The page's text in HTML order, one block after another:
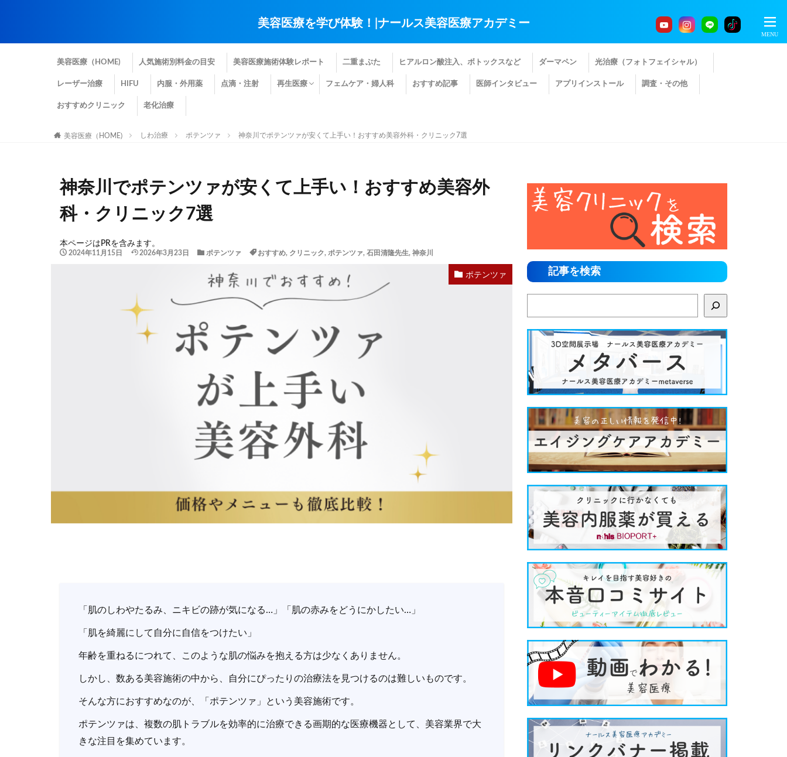
美容医療を学び体験！|ナールス美容医療アカデミー
美容医療（HOME) 人気施術別料金の目安 美容医療施術体験レポート 二重まぶた ヒアルロン酸注入、ボトックスなど ダーマペン 光治療（フォトフェイシャル）
レーザー治療 HIFU 内服・外用薬 点滴・注射 再生医療 フェムケア・婦人科 おすすめ記事 医師インタビュー アプリインストール 調査・その他
おすすめクリニック 老化治療
美容医療（HOME) しわ治療 ポテンツァ 神奈川でポテンツァが安くて上手い！おすすめ美容外科・クリニック7選
神奈川でポテンツァが安くて上手い！おすすめ美容外
科・クリニック7選
本ページはPRを含みます。
2024年11月15日 2026年3月23日 ポテンツァ おすすめ, クリニック, ポテンツァ, 石田清隆先生, 神奈川
ポテンツァ
「肌のしわやたるみ、ニキビの跡が気になる…」「肌の赤みをどうにかしたい…」
「肌を綺麗にして自分に自信をつけたい」
年齢を重ねるにつれて、このような肌の悩みを抱える方は少なくありません。
しかし、数ある美容施術の中から、自分にぴったりの治療法を見つけるのは難しいものです。
そんな方におすすめなのが、「ポテンツァ」という美容施術です。
ポテンツァは、複数の肌トラブルを効率的に治療できる画期的な医療機器として、美容業界で大
きな注目を集めています。
記事を検索